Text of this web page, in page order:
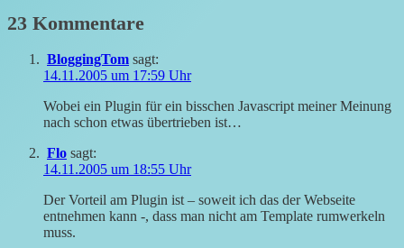
23 Kommentare
BloggingTom sagt:
14.11.2005 um 17:59 Uhr
Wobei ein Plugin für ein bisschen Javascript meiner Meinung
nach schon etwas übertrieben ist…
Flo sagt:
14.11.2005 um 18:55 Uhr
Der Vorteil am Plugin ist – soweit ich das der Webseite
entnehmen kann -, dass man nicht am Template rumwerkeln
muss.